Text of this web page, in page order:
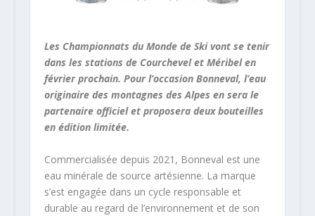
Les Championnats du Monde de Ski vont se tenir
dans les stations de Courchevel et Méribel en
février prochain. Pour l’occasion Bonneval, l’eau
originaire des montagnes des Alpes en sera le
partenaire officiel et proposera deux bouteilles
en édition limitée.
Commercialisée depuis 2021, Bonneval est une
eau minérale de source artésienne. La marque
s’est engagée dans un cycle responsable et
durable au regard de l’environnement et de son